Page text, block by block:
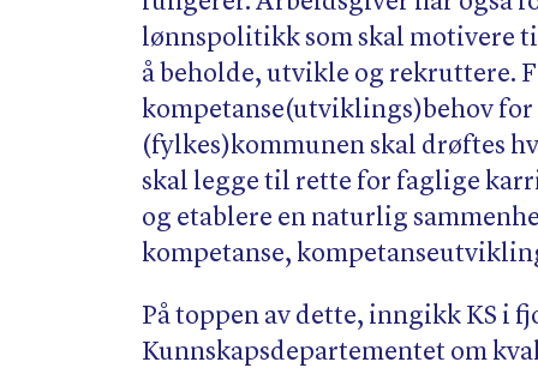
lønnspolitikk som skal motivere
å beholde, utvikle og rekruttere.
kompetanse(utviklings)behov
(fylkes)kommunen skal drøftes
skal legge til rette for faglige
og etablere en naturlig
kompetanse,
På toppen av dette, inngikk KS i
Kunnskapsdepartementet om